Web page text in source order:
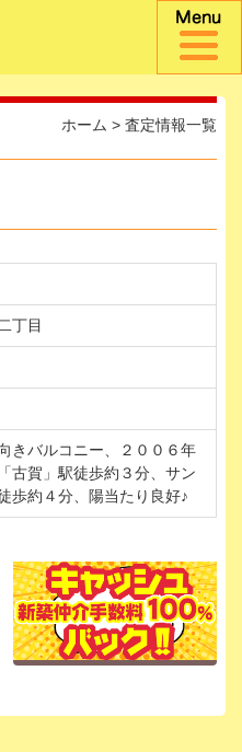
ホーム > 査定情報一覧
丁目
きバルコニー、２００６年
古賀」駅徒歩約３分、サン
歩約４分、陽当たり良好♪